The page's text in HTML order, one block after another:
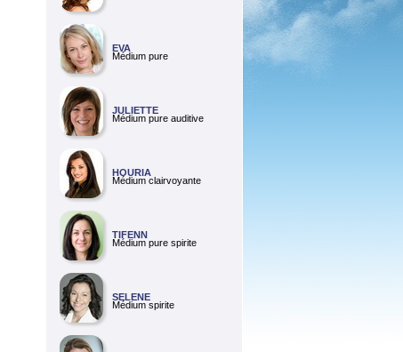
EVA
Médium pure
JULIETTE
Médium pure auditive
HOURIA
Médium clairvoyante
TIFENN
Médium pure spirite
SELENE
Médium spirite